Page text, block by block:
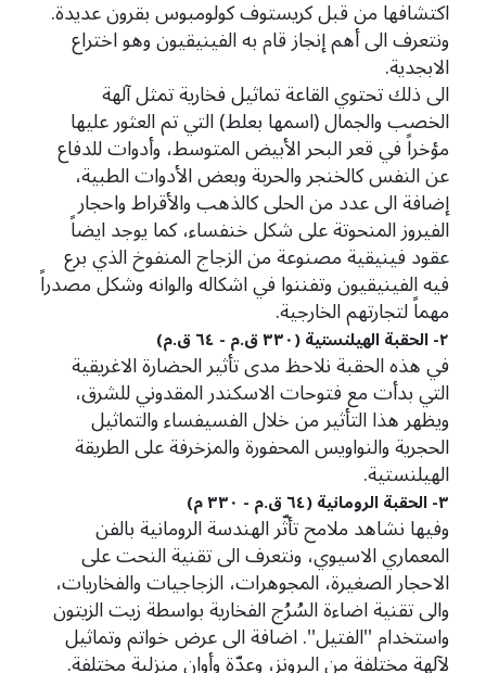
اكتشافها من قبل كريستوف كولومبوس بقرون عديدة.
ونتعرف الى أهم إنجاز قام به الفينيقيون وهو اختراع
الابجدية.
الى ذلك تحتوي القاعة تماثيل فخارية تمثل آلهة
الخصب والجمال (اسمها بعلط) التي تم العثور عليها
مؤخراً في قعر البحر الأبيض المتوسط، وأدوات للدفاع
عن النفس كالخنجر والحربة وبعض الأدوات الطبية،
إضافة الى عدد من الحلى كالذهب والأقراط واحجار
الفيروز المنحوتة على شكل خنفساء، كما يوجد ايضاً
عقود فينيقية مصنوعة من الزجاج المنفوخ الذي برع
فيه الفينيقيون وتفننوا في اشكاله والوانه وشكل مصدراً
مهماً لتجارتهم الخارجية.
٢- الحقبة الهيلنستية (٣٣٠ ق.م - ٦٤ ق.م)
في هذه الحقبة نلاحظ مدى تأثير الحضارة الاغريقية
التي بدأت مع فتوحات الاسكندر المقدوني للشرق،
ويظهر هذا التأثير من خلال الفسيفساء والتماثيل
الحجرية والنواويس المحفورة والمزخرفة على الطريقة
الهيلنستية.
٣- الحقبة الرومانية (٦٤ ق.م - ٣٣٠ م)
وفيها نشاهد ملامح تأثّر الهندسة الرومانية بالفن
المعماري الاسيوي، ونتعرف الى تقنية النحت على
الاحجار الصغيرة، المجوهرات، الزجاجيات والفخاريات،
والى تقنية اضاءة السُرُج الفخارية بواسطة زيت الزيتون
واستخدام ''الفتيل''. اضافة الى عرض خواتم وتماثيل
لآلهة مختلفة من البرونز، وعدّة وأوانٍ منزلية مختلفة.